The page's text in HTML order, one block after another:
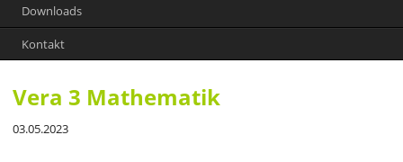
Downloads
Kontakt
Vera 3 Mathematik
03.05.2023